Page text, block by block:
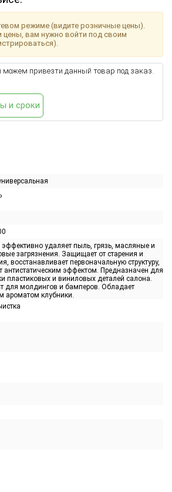
эффективно удаляет пыль, грязь, масляные и
загрязнения. Защищает от старения и
восстанавливает первоначальную структуру,
антистатическим эффектом. Предназначен для
пластиковых и виниловых деталей салона.
для молдингов и бамперов. Обладает
ароматом клубники.
режиме (видите розничные цены).
цены, вам нужно войти под своим
привезти данный товар под заказ.
и сроки